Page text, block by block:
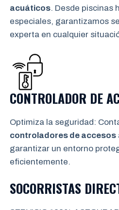
acuáticos. Desde piscinas
especiales, garantizamos
experta en cualquier
CONTROLADOR DE
Optimiza la seguridad:
controladores de accesos
garantizar un entorno
eficientemente.
SOCORRISTAS